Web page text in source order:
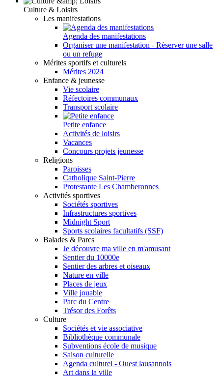
Culture & Loisirs
Les manifestations
Agenda des manifestations
Organiser une manifestation - Réserver une salle
ou un refuge
Mérites sportifs et culturels
Mérites 2024
Enfance & jeunesse
Vie scolaire
Réfectoires communaux
Transport scolaire
Petite enfance
Activités de loisirs
Vacances
Concours projets jeunesse
Religions
Paroisses
Catholique Saint-Pierre
Protestante Les Chamberonnes
Activités sportives
Sociétés sportives
Infrastructures sportives
Midnight Sport
Sports scolaires facultatifs (SSF)
Balades & Parcs
Je découvre ma ville en m'amusant
Sentier du 10000e
Sentier des arbres et oiseaux
Nature en ville
Places de jeux
Ville jouable
Parc du Centre
Trésor des Forêts
Culture
Sociétés et vie associative
Bibliothèque communale
Subventions école de musique
Saison culturelle
Agenda culturel - Ouest lausannois
Art dans la ville